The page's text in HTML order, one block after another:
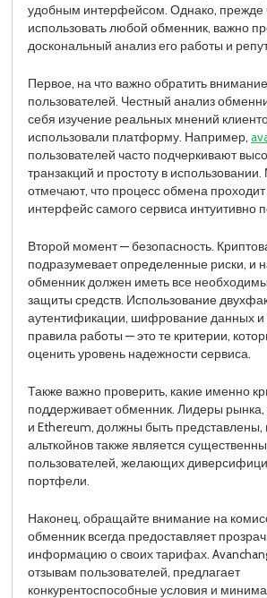
удобным интерфейсом. Однако, прежде
использовать любой обменник, важно
доскональный анализ его работы и
Первое, на что важно обратить
пользователей. Честный анализ
себя изучение реальных мнений
использовали платформу. Например,
пользователей часто подчеркивают
транзакций и простоту в
отмечают, что процесс обмена проходит
интерфейс самого сервиса интуитивно
Второй момент — безопасность.
подразумевает определенные риски, и
обменник должен иметь все
защиты средств. Использование
аутентификации, шифрование данных и
правила работы — это те критерии,
оценить уровень надежности сервиса.
Также важно проверить, какие именно
поддерживает обменник. Лидеры рынка,
и Ethereum, должны быть представлены,
альткойнов также является
пользователей, желающих
портфели.
Наконец, обращайте внимание на
обменник всегда предоставляет
информацию о своих тарифах.
отзывам пользователей, предлагает
конкурентоспособные условия и